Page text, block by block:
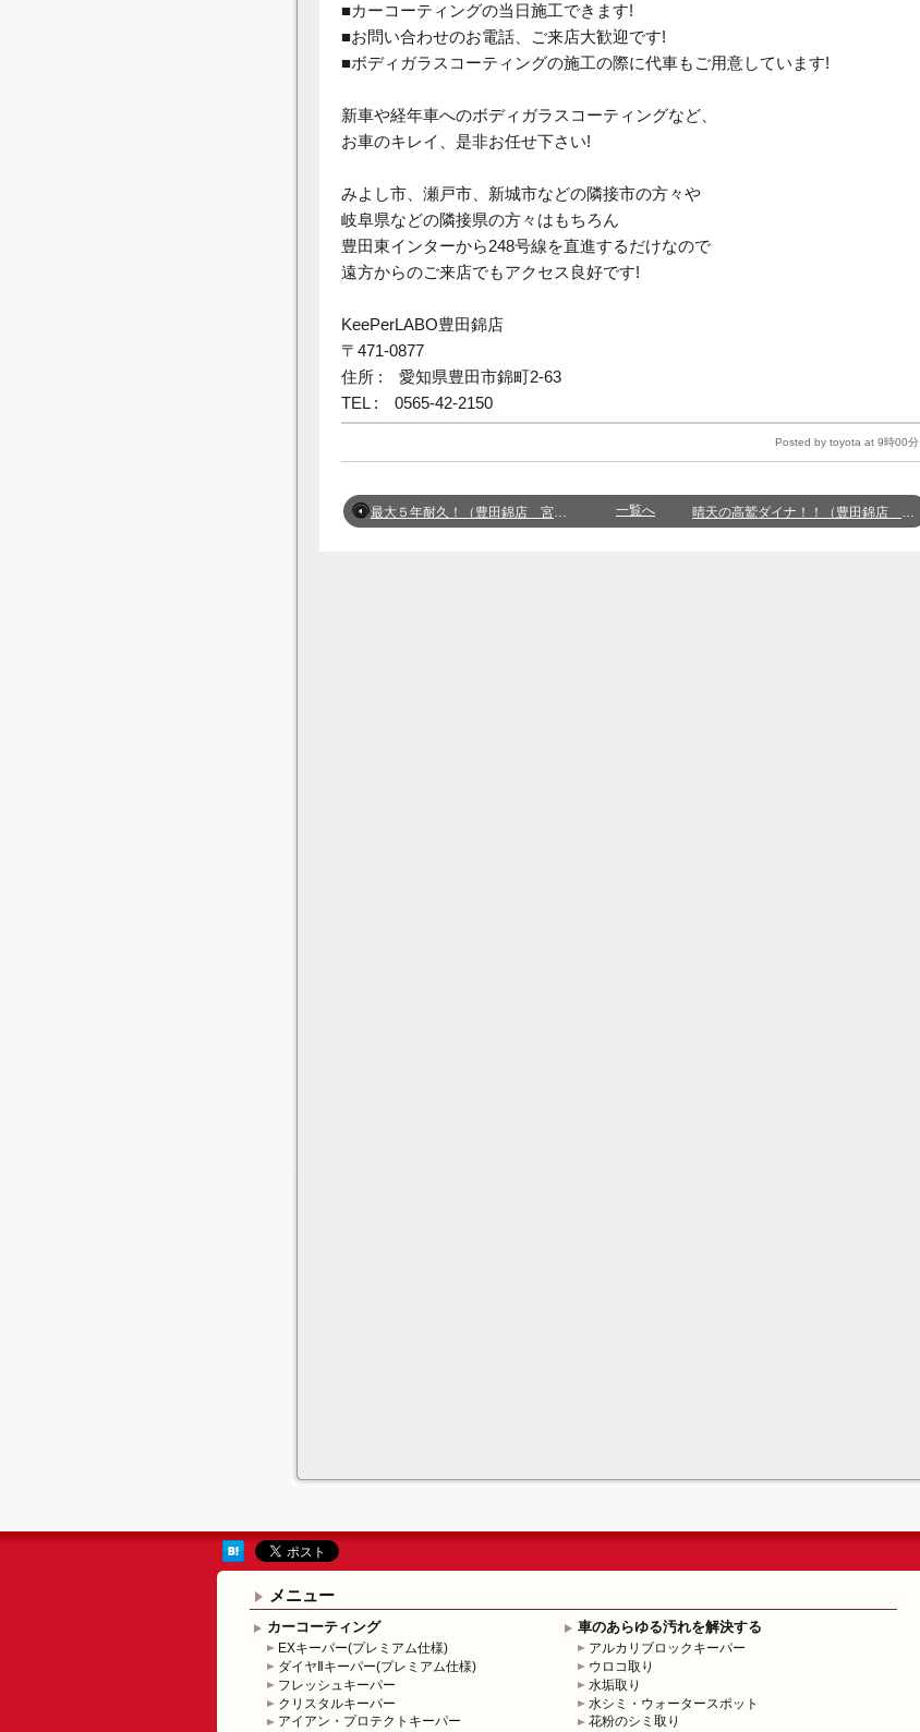
■カーコーティングの当日施工できます!
■お問い合わせのお電話、ご来店大歓迎です!
■ボディガラスコーティングの施工の際に代車もご用意しています!
新車や経年車へのボディガラスコーティングなど、
お車のキレイ、是非お任せ下さい!
みよし市、瀬戸市、新城市などの隣接市の方々や
岐阜県などの隣接県の方々はもちろん
豊田東インターから248号線を直進するだけなので
遠方からのご来店でもアクセス良好です!
KeePerLABO豊田錦店
〒 471-0877
住所 : 愛知県豊田市錦町2-63
TEL : 0565-42-2150
Posted by toyota at 9時00分
最大５年耐久！（豊田錦店 宮崎） 一覧へ 晴天の高鷲ダイナ！！（豊田錦店 鈴木）
メニュー
カーコーティング
EXキーパー(プレミアム仕様)
ダイヤⅡキーパー(プレミアム仕様)
フレッシュキーパー
クリスタルキーパー
アイアン・プロテクトキーパー
車のあらゆる汚れを解決する
アルカリブロックキーパー
ウロコ取り
水垢取り
水シミ・ウォータースポット
花粉のシミ取り